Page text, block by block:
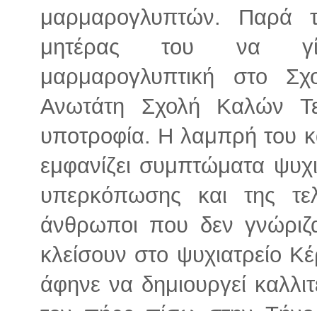
μαρμαρογλυπτών. Παρά
μητέρας του να
μαρμαρογλυπτική στο
Ανωτάτη Σχολή Καλών
υποτροφία. Η λαμπρή του
εμφανίζει συμπτώματα
υπερκόπωσης και της
άνθρωποι που δεν
κλείσουν στο ψυχιατρείο
άφηνε να δημιουργεί